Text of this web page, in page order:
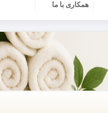
همکاری با ما